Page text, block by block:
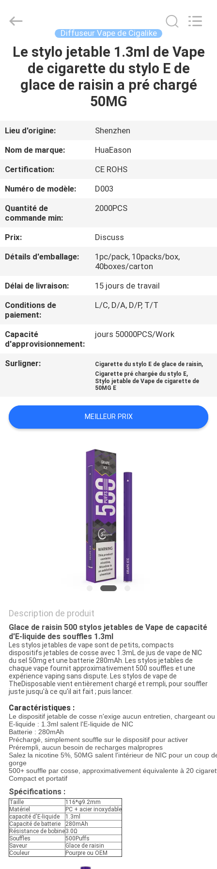
MAISON
PRODUITS
AU
DE
NOUS
VISITE
D'USINE
DE
QUALITÉ
DEMANDEZ
UNE
CITATION
Fournisseur.
Copyright
huaeason.com.
Developed
Diffuseur Vape de Cigalike
Le stylo jetable 1.3ml de Vape
de cigarette du stylo E de
glace de raisin a pré chargé
50MG
Lieu d'origine:
Shenzhen
Nom de marque:
HuaEason
Certification:
CE ROHS
Numéro de modèle:
D003
Quantité de
commande min:
2000PCS
Prix:
Discuss
Détails d'emballage:
1pc/pack, 10packs/box,
40boxes/carton
Délai de livraison:
15 jours de travail
Conditions de
paiement:
L/C, D/A, D/P, T/T
Capacité
d'approvisionnement:
jours 50000PCS/Work
Surligner: Cigarette du stylo E de glace de raisin,
Cigarette pré chargée du stylo E,
Stylo jetable de Vape de cigarette de
50MG E
MEILLEUR PRIX
Description de produit
Glace de raisin 500 stylos jetables de Vape de capacité
d'E-liquide des souffles 1.3ml
Les stylos jetables de vape sont de petits, compacts
dispositifs jetables de cosse avec 1.3mL de jus de vape de NIC
du sel 50mg et une batterie 280mAh. Les stylos jetables de
chaque vape fournit approximativement 500 souffles et une
expérience vaping sans dispute. Les stylos de vape de
TheDisposable vient entièrement chargé et rempli, pour souffler
juste jusqu'à ce qu'il ait fait ; puis lancer.
Caractéristiques :
Le dispositif jetable de cosse n'exige aucun entretien, chargeant
E-liquide : 1.3ml salent l'E-liquide de NIC
Batterie : 280mAh
Préchargé, simplement souffle sur le dispositif pour activer
Prérempli, aucun besoin de recharges malpropres
Salez la nicotine 5%, 50MG salent l'intérieur de NIC pour un coup
gorge
500+ souffle par cosse, approximativement équivalente à 20
Compact et portatif
Spécifications :
Taille
116*φ9.2mm
Matériel
PC + acier inoxydable
capacité d'E-liquide
1.3ml
Capacité de batterie
280mAh
Résistance de bobine3.0Ω
Souffles
500Puffs
Saveur
Glace de raisin
Couleur
Pourpre ou OEM